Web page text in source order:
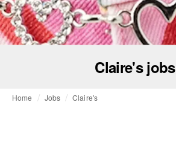
Claire's jobs
Home Jobs Claire's